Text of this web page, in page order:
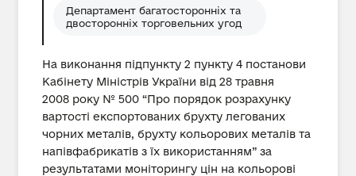
Департамент багатосторонніх та
двосторонніх торговельних угод
На виконання підпункту 2 пункту 4 постанови
Кабінету Міністрів України від 28 травня
2008 року № 500 “Про порядок розрахунку
вартості експортованих брухту легованих
чорних металів, брухту кольорових металів та
напівфабрикатів з їх використанням” за
результатами моніторингу цін на кольорові